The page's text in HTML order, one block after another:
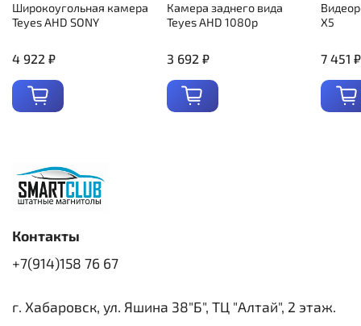
Широкоугольная камера
Teyes AHD SONY
4 922 ₽
Камера заднего вида
Teyes AHD 1080p
3 692 ₽
X5
7 451 ₽
Контакты
+7(914)158 76 67
г. Хабаровск, ул. Яшина 38"Б", ТЦ "Алтай", 2 этаж.